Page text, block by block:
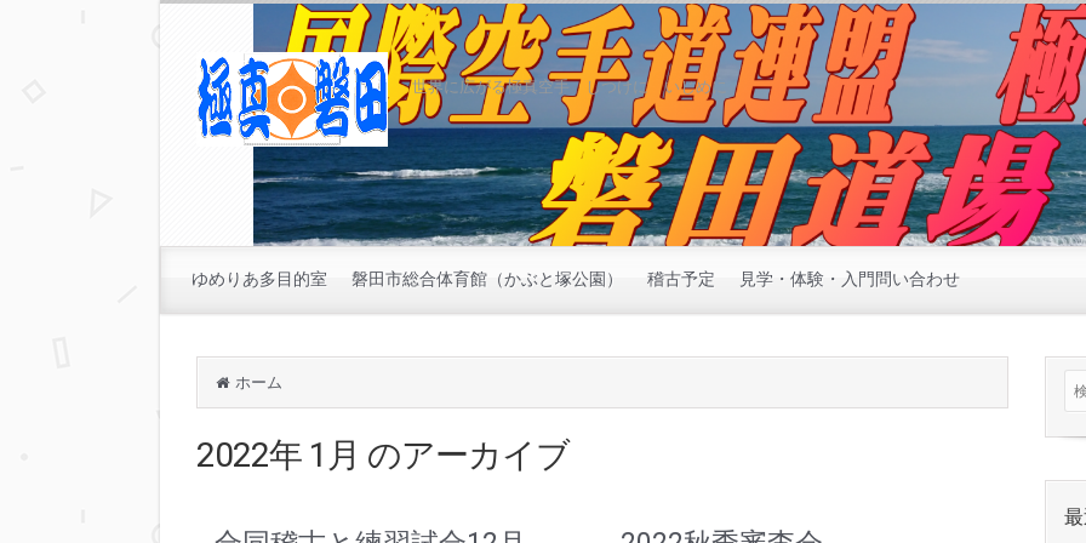
世界に広がる極真空手 しつけに いじめに
ゆめりあ多目的室 磐田市総合体育館（かぶと塚公園） 稽古予定 見学・体験・入門問い合わせ
ホーム
2022年 1月 のアーカイブ